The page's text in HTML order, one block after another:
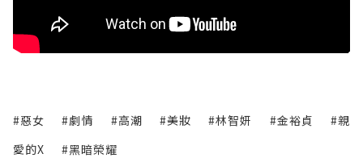
#惡女 #劇情 #高潮 #美妝 #林智妍 #金裕貞
#親
愛的X
#黑暗榮耀